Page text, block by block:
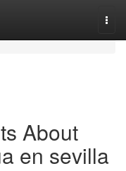
About
en sevilla